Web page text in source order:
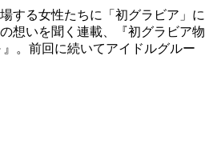
する女性たちに「初グラビア」に
想いを聞く連載、『初グラビア物
』。前回に続いてアイドルグルー